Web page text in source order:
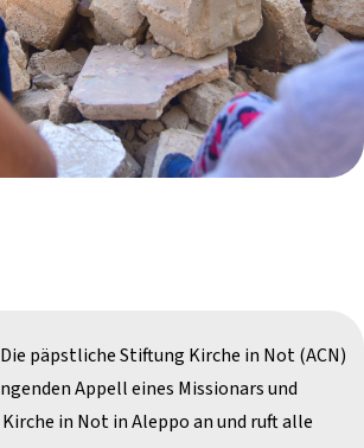
päpstliche Stiftung Kirche in Not (ACN)
Appell eines Missionars und
in Not in Aleppo an und ruft alle